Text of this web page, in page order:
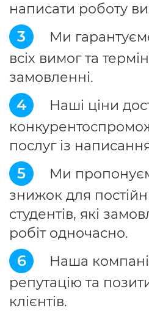
написати роботу
3
Ми
всіх вимог та
замовленні.
4
Наші ціни
послуг із
5
Ми
знижок для
студентів, які
робіт одночасно.
6
Наша
репутацію та
клієнтів.